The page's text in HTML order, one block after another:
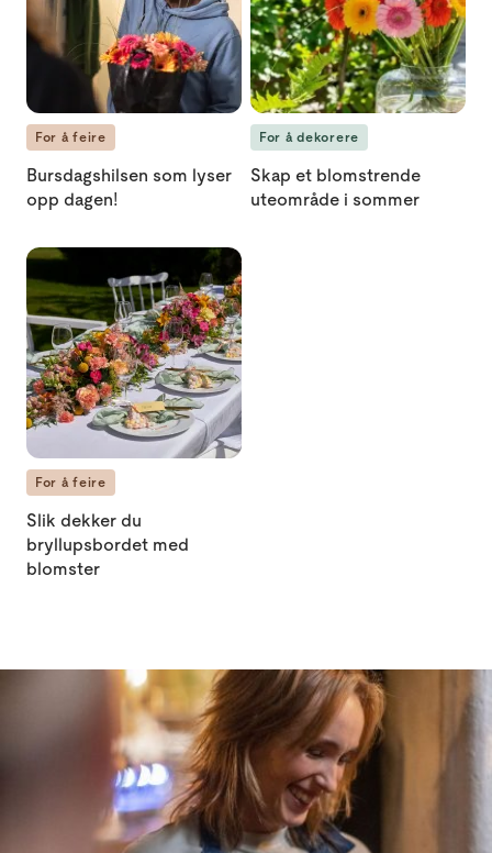
For å feire
Bursdagshilsen som lyser
opp dagen!
For å dekorere
Skap et blomstrende
uteområde i sommer
Slik dekker du bryllupsbordet med blomster
For å feire
Slik dekker du
bryllupsbordet med
blomster